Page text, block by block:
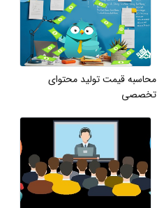
محاسبه قیمت تولید محتوای
تخصصی